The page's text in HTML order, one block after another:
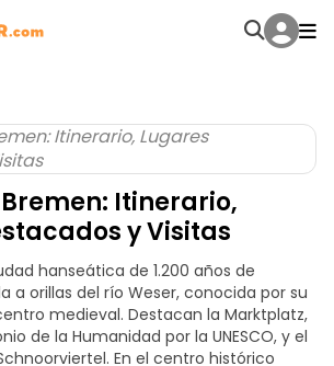
Itinerario,
y Visitas
hanseática de 1.200 años de
a orillas del río Weser, conocida por su
medieval. Destacan la Marktplatz,
de la Humanidad por la UNESCO, y el
En el centro histórico